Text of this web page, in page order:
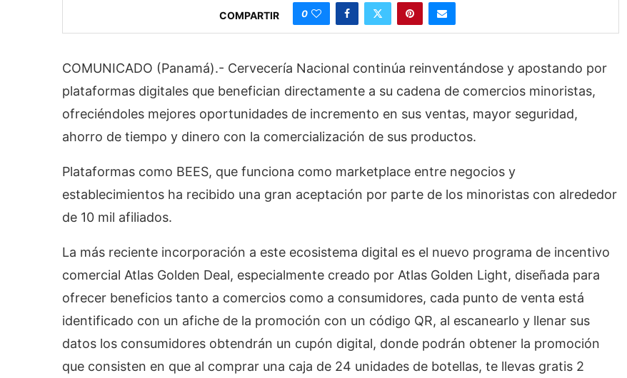
COMPARTIR 0
COMUNICADO (Panamá).- Cervecería Nacional continúa reinventándose y apostando por
plataformas digitales que benefician directamente a su cadena de comercios minoristas,
ofreciéndoles mejores oportunidades de incremento en sus ventas, mayor seguridad,
ahorro de tiempo y dinero con la comercialización de sus productos.
Plataformas como BEES, que funciona como marketplace entre negocios y
establecimientos ha recibido una gran aceptación por parte de los minoristas con alrededor
de 10 mil afiliados.
La más reciente incorporación a este ecosistema digital es el nuevo programa de incentivo
comercial Atlas Golden Deal, especialmente creado por Atlas Golden Light, diseñada para
ofrecer beneficios tanto a comercios como a consumidores, cada punto de venta está
identificado con un afiche de la promoción con un código QR, al escanearlo y llenar sus
datos los consumidores obtendrán un cupón digital, donde podrán obtener la promoción
que consisten en que al comprar una caja de 24 unidades de botellas, te llevas gratis 2